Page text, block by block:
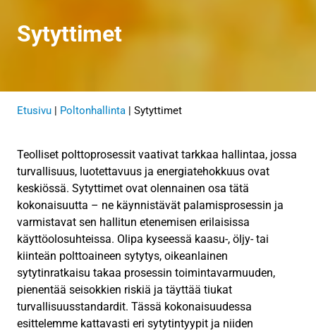
Sytyttimet
Etusivu Poltonhallinta Sytyttimet
Teolliset polttoprosessit vaativat tarkkaa hallintaa, jossa
turvallisuus, luotettavuus ja energiatehokkuus ovat
keskiössä. Sytyttimet ovat olennainen osa tätä
kokonaisuutta – ne käynnistävät palamisprosessin ja
varmistavat sen hallitun etenemisen erilaisissa
käyttöolosuhteissa. Olipa kyseessä kaasu-, öljy- tai
kiinteän polttoaineen sytytys, oikeanlainen
sytytinratkaisu takaa prosessin toimintavarmuuden,
pienentää seisokkien riskiä ja täyttää tiukat
turvallisuusstandardit. Tässä kokonaisuudessa
esittelemme kattavasti eri sytytintyypit ja niiden